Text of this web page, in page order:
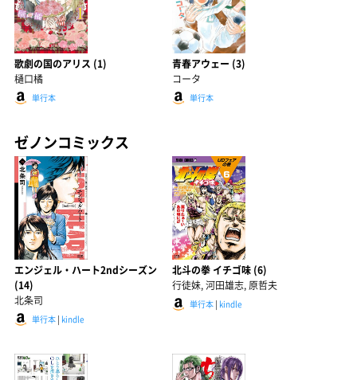
歌劇の国のアリス (1)
樋口橘
単行本
青春アウェー (3)
コータ
単行本
ゼノンコミックス
エンジェル・ハート2ndシーズン
(14)
北条司
単行本 | kindle
北斗の拳 イチゴ味 (6)
行徒妹, 河田雄志, 原哲夫
単行本| kindle